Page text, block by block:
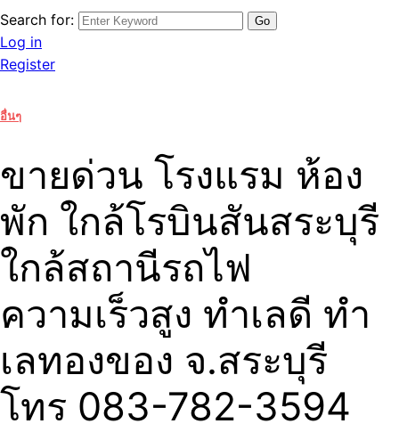
Search for:
Log in
Register
อื่นๆ
ขายด่วน โรงแรม ห้อง
พัก ใกล้โรบินสันสระบุรี
ใกล้สถานีรถไฟ
ความเร็วสูง ทําเลดี ทํา
เลทองของ จ.สระบุรี
โทร 083-782-3594